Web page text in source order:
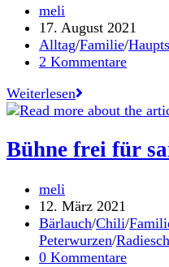
und
Pizzamehl
mit
Tomaten-
Smash
und
Mozzarella
Beitrags-
Autor:
meli
Beitrag
veröffentlicht:
17. August 2021
Beitrags-
Kategorie:
Alltag/Familie/
Beitrags-
2 Kommentare
WeiterlesenEINKOCHEN
–
Sommerschätze
Bühne frei für
Beitrags-
Autor:
meli
Beitrag
veröffentlicht:
12. März 2021
Beitrags-
Kategorie:
Bärlauch/Chili/
Peterwurzen/
Beitrags-
0 Kommentare